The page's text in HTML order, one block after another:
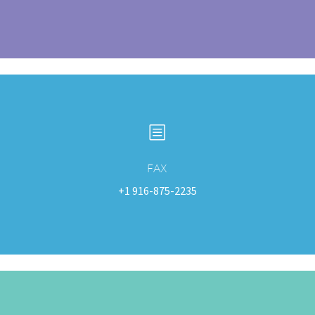
b
b
FAX
+1 916-875-2235